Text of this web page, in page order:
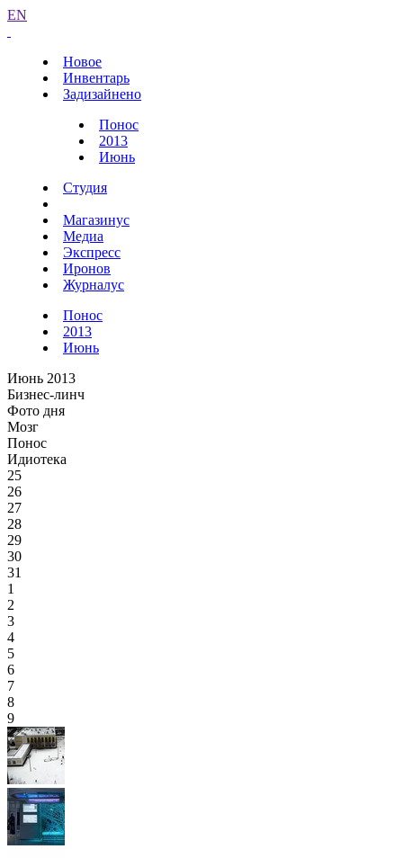
EN
Новое
Инвентарь
Задизайнено
Понос
2013
Июнь
Студия
Магазинус
Медиа
Экспресс
Иронов
Журналус
Понос
2013
Июнь
Июнь 2013
Бизнес-линч
Фото дня
Мозг
Понос
Идиотека
25
26
27
28
29
30
31
1
2
3
4
5
6
7
8
9